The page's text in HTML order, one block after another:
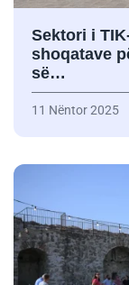
Sektori i
shoqatave
së…
11 Nëntor 2025